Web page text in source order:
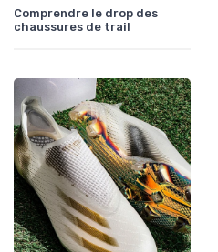
Comprendre le drop des
chaussures de trail